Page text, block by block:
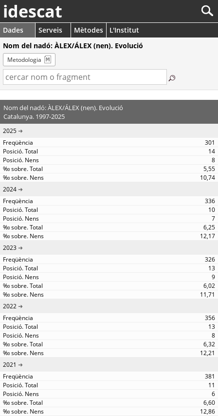
idescat
Dades Serveis Mètodes
L'Institut
Nom del nadó: ÀLEX/ÁLEX (nen). Evolució
Metodologia
Nom del nadó: ÀLEX/ÁLEX (nen). Evolució
Catalunya. 1997-2025
2025
301
14
8
5,55
10,74
2024
336
10
7
6,25
12,17
2023
326
13
9
6,02
11,71
2022
356
13
8
6,32
12,21
2021
381
11
6
6,60
12,86